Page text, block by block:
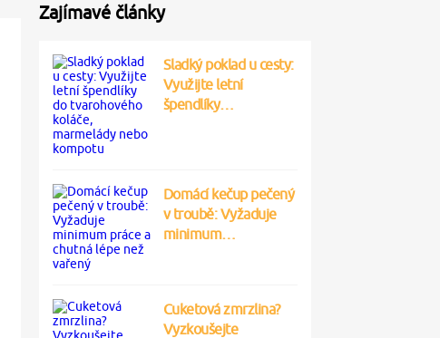
Zajímavé články
Sladký poklad u cesty:
Využijte letní
špendlíky…
Domácí kečup pečený
v troubě: Vyžaduje
minimum…
Cuketová zmrzlina?
Vyzkoušejte